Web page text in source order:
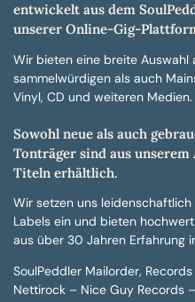
entwickelt aus dem
unserer Online-Gig-
Wir bieten eine breite Auswahl
sammelwürdigen als auch
Vinyl, CD und weiteren Medien.
Sowohl neue als auch
Tonträger sind aus
Titeln erhältlich.
Wir setzen uns
Labels ein und bieten
aus über 30 Jahren Erfahrung
SoulPeddler Mailorder,
Nettirock – Nice Guy Records